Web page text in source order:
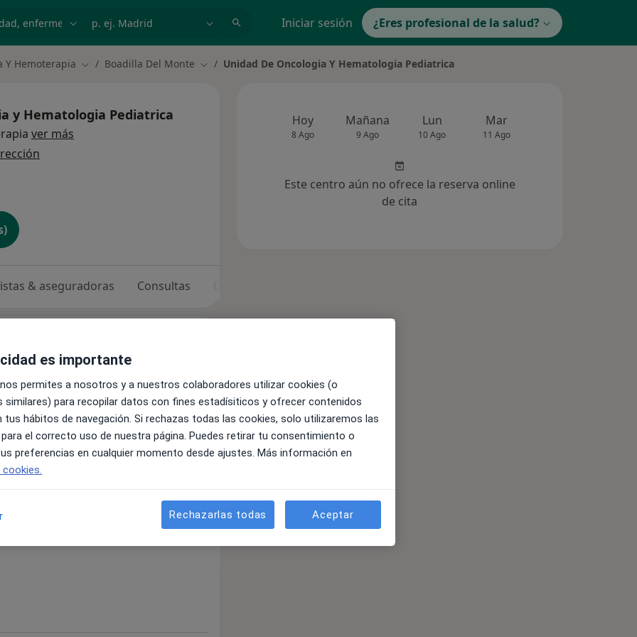
Iniciar sesión ¿Eres profesional de la salud?
Y Hemoterapia Cambiar de ciudad
Boadilla Del Monte Cambiar de ciudad
Unidad De Oncologia Y Hematologia Pediatrica
y Hematologia Pediatrica
ver más
& aseguradoras Consultas
del Hospital Universitario
materiales y humanos para
de procesos
y enfermos privados.
y hospitalización, asi como
por un grupo de
en el tratamiento de este
Hoy
8 Ago
Mañana
9 Ago
Lun
10 Ago
Mar
11 Ago
Este centro aún no ofrece la reserva online
de cita
es importante
permites a nosotros y a nuestros colaboradores utilizar cookies (o
similares) para recopilar datos con fines estadísiticos y ofrecer contenidos
tus hábitos de navegación. Si rechazas todas las cookies, solo utilizaremos las
el correcto uso de nuestra página. Puedes retirar tu consentimiento o
preferencias en cualquier momento desde ajustes. Más información en
Rechazarlas todas Aceptar